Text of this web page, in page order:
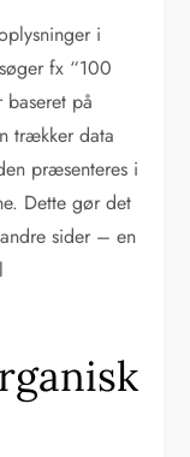
i
fx “100
baseret på
trækker data
præsenteres i
Dette gør det
sider – en